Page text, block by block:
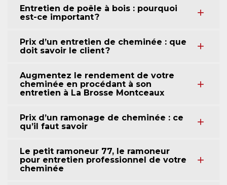
Entretien de poêle à bois : pourquoi
est-ce important ?
Prix d’un entretien de cheminée : que
doit savoir le client ?
Augmentez le rendement de votre
cheminée en procédant à son
entretien à La Brosse Montceaux
Prix d’un ramonage de cheminée : ce
qu’il faut savoir
Le petit ramoneur 77, le ramoneur
pour entretien professionnel de votre
cheminée